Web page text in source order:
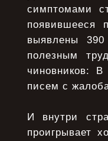
симптомами
появившееся
выявлены
полезным
чиновников:
писем с
И внутри
проигрывает